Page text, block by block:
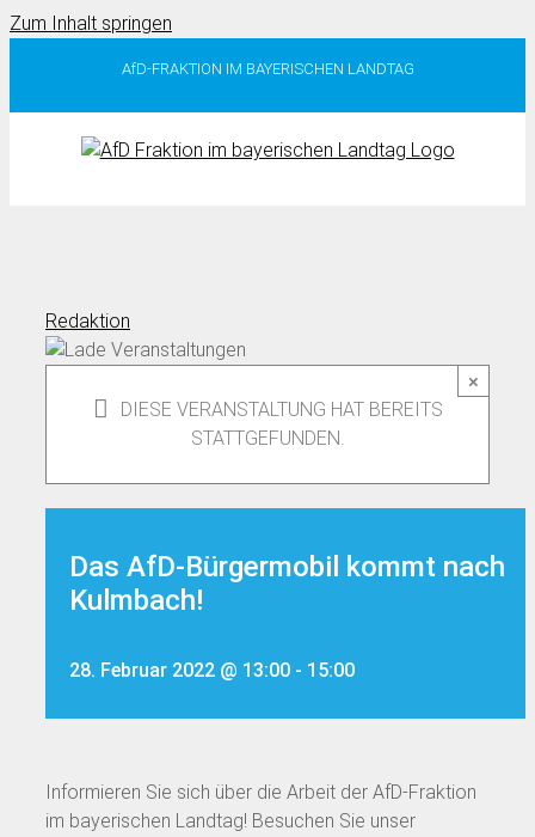
Zum Inhalt springen
AfD-FRAKTION IM BAYERISCHEN LANDTAG
Redaktion
×
DIESE VERANSTALTUNG HAT BEREITS
STATTGEFUNDEN.
Das AfD-Bürgermobil kommt nach
Kulmbach!
28. Februar 2022 @ 13:00 - 15:00
Informieren Sie sich über die Arbeit der AfD-Fraktion
im bayerischen Landtag! Besuchen Sie unser